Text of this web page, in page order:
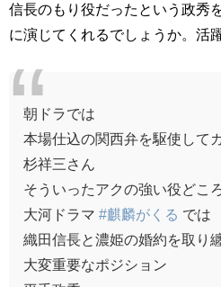
信長のもり役だったという政秀
に演じてくれるでしょうか。活
朝ドラでは
本場仕込の関西弁を駆使して
杉祥三さん
そういったアクの強い役どこ
大河ドラマ #麒麟がくる では
織田信長と濃姫の婚約を取り
大変重要なポジション